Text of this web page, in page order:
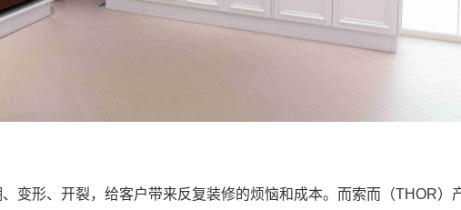
变形、开裂，给客户带来反复装修的烦恼和成本。而索而（THOR）